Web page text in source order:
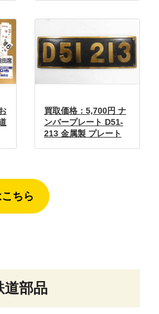
買取価格：5,700円 ナ
ンバープレート D51-
213 金属製 プレート
ちら
道部品